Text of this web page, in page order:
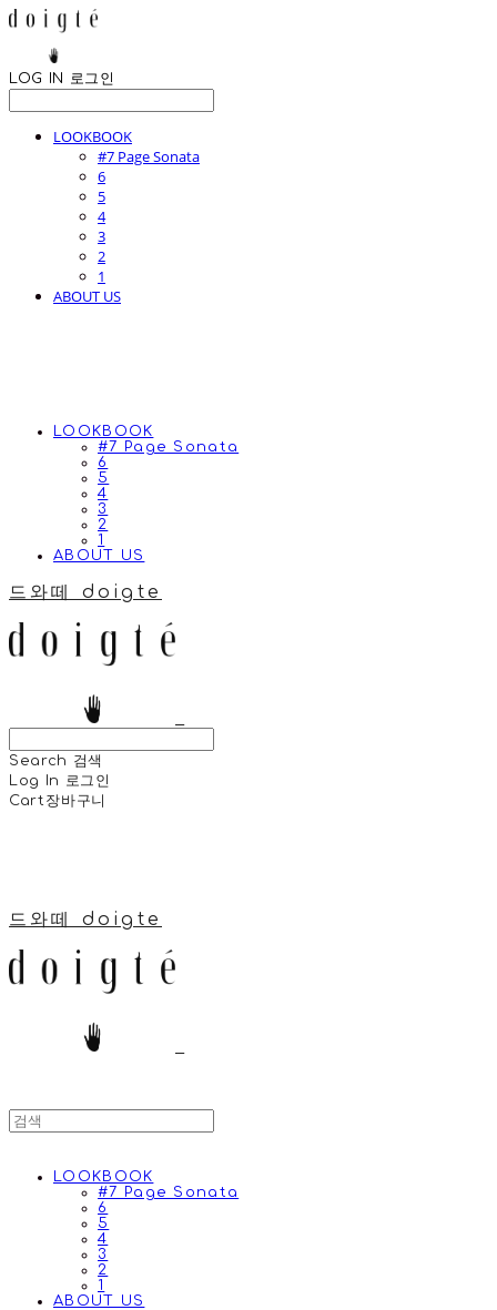
LOG IN 로그인
LOOKBOOK
#7 Page Sonata
6
5
4
3
2
1
ABOUT US
LOOKBOOK
#7 Page Sonata
6
5
4
3
2
1
ABOUT US
드와떼 doigte
Search 검색
Log In 로그인
Cart 장바구니
드와떼 doigte
LOOKBOOK
#7 Page Sonata
6
5
4
3
2
1
ABOUT US